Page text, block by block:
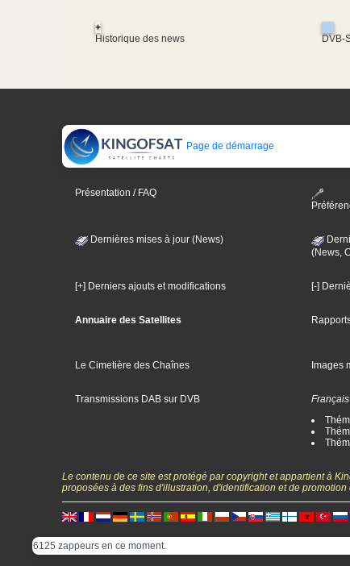
+
Historique des news
DVB-
Page de démarrage
Présentation / FAQ
Dernières mises à jour (News)
(News,
[+] Derniers ajouts et modifications [-]
Annuaire des Satellites
Le Cimetière des Chaînes Images
Transmissions DAB sur DVB
Français
Le contenu de ce site est protégé par copyright et appartient à
proposées à des fins d'illustration, d'identification et de
6125 zappeurs en ce moment.